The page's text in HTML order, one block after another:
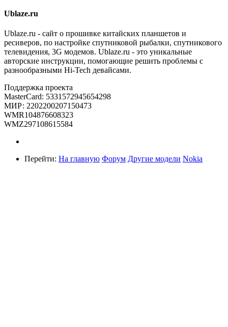
Ublaze.ru
Ublaze.ru - сайт о прошивке китайских планшетов и
ресиверов, по настройке спутниковой рыбалки, спутникового
телевидения, 3G модемов. Ublaze.ru - это уникальные
авторские инструкции, помогающие решить проблемы с
разнообразными Hi-Tech девайсами.
Поддержка проекта
MasterCard: 5331572945654298
МИР: 2202200207150473
WMR104876608323
WMZ297108615584
Перейти: На главную Форум Другие модели Nokia